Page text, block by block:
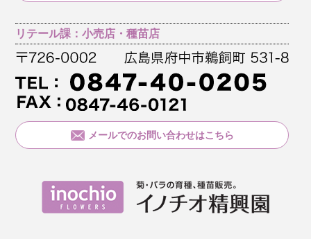
リテール課：小売店・種苗店
メールでのお問い合わせはこちら